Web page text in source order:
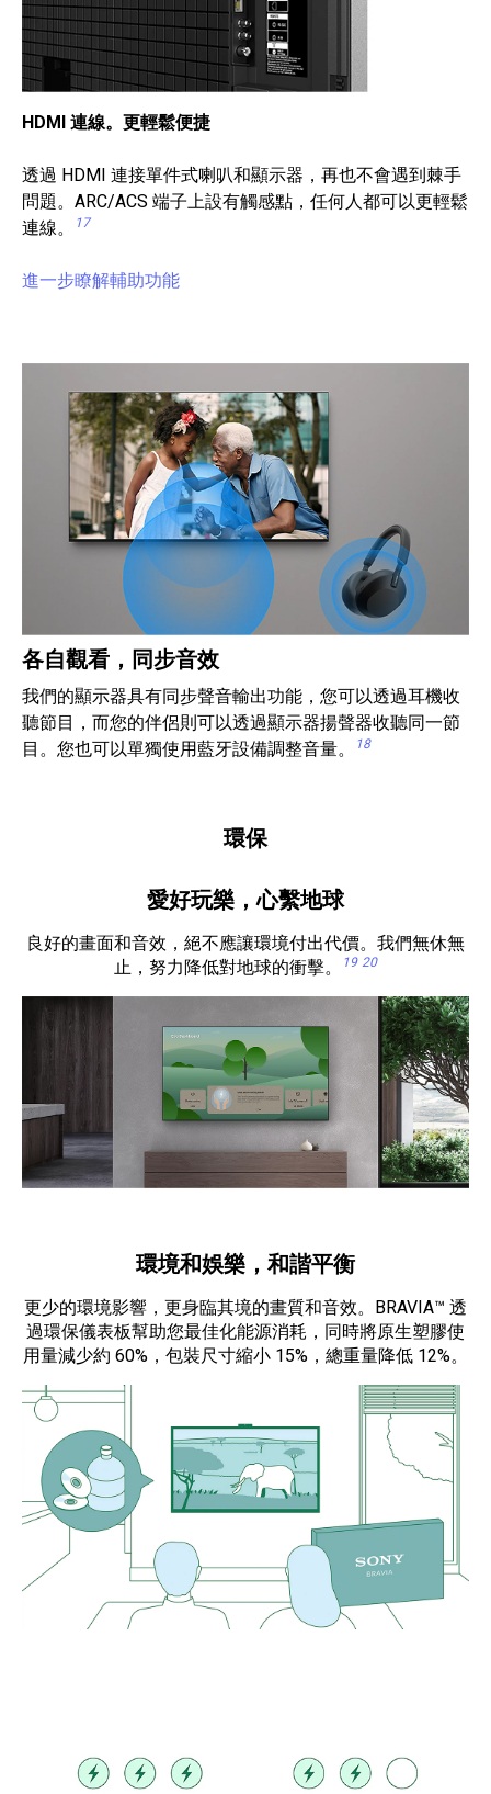
HDMI 連線。更輕鬆便捷
透過 HDMI 連接單件式喇叭和顯示器，再也不會遇到棘手
問題。ARC/ACS 端子上設有觸感點，任何人都可以更輕鬆
連線。
17
進一步瞭解輔助功能
各自觀看，同步音效
我們的顯示器具有同步聲音輸出功能，您可以透過耳機收
聽節目，而您的伴侶則可以透過顯示器揚聲器收聽同一節
目。您也可以單獨使用藍牙設備調整音量。
18
環保
愛好玩樂，心繫地球
良好的畫面和音效，絕不應讓環境付出代價。我們無休無
止，努力降低對地球的衝擊。
19 20
環境和娛樂，和諧平衡
更少的環境影響，更身臨其境的畫質和音效。BRAVIA™ 透
過環保儀表板幫助您最佳化能源消耗，同時將原生塑膠使
用量減少約 60%，包裝尺寸縮小 15%，總重量降低 12%。